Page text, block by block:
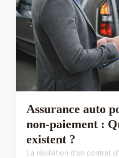
Assurance auto
non-paiement :
existent ?
La résiliation d'un contrat